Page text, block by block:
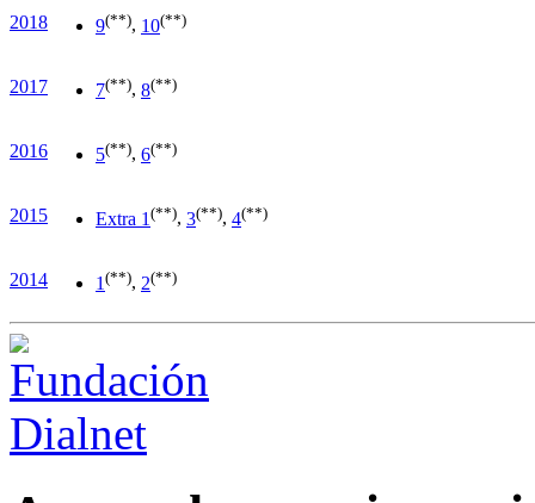
2018 9(**), 10(**)
2017 7(**), 8(**)
2016 5(**), 6(**)
2015 Extra 1 (**), 3(**), 4(**)
2014 1 (**), 2(**)